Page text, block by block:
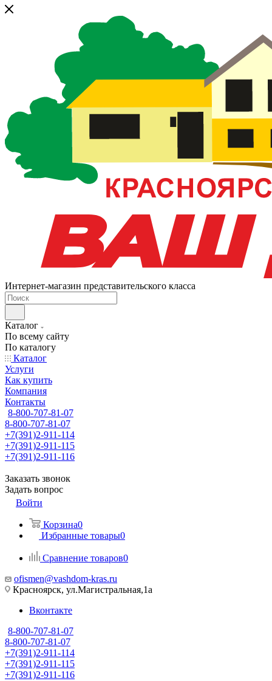
Интернет-магазин представительского класса
Каталог
По всему сайту
По каталогу
Каталог
Услуги
Как купить
Компания
Контакты
8-800-707-81-07
8-800-707-81-07
+7(391)2-911-114
+7(391)2-911-115
+7(391)2-911-116
Заказать звонок
Задать вопрос
Войти
Корзина0
Избранные товары0
Сравнение товаров0
ofismen@vashdom-kras.ru
Красноярск, ул.Магистральная,1а
Вконтакте
8-800-707-81-07
8-800-707-81-07
+7(391)2-911-114
+7(391)2-911-115
+7(391)2-911-116